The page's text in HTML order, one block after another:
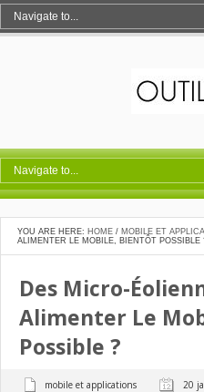
YOU ARE HERE: HOME / MOBILE ET
ALIMENTER LE MOBILE, BIENTÔT POSSIBLE
Des Micro-
Alimenter Le
Possible ?
mobile et applications 20